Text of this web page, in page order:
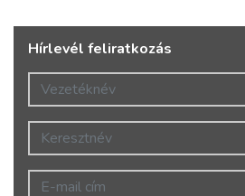
Hírlevél feliratkozás
Vezetéknév
Keresztnév
E-mail cím